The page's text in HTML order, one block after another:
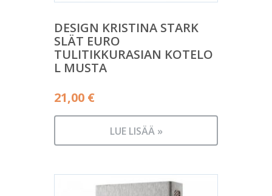
DESIGN KRISTINA STARK
SLÄT EURO
TULITIKKURASIAN KOTELO
L MUSTA
21,00 €
LUE LISÄÄ »